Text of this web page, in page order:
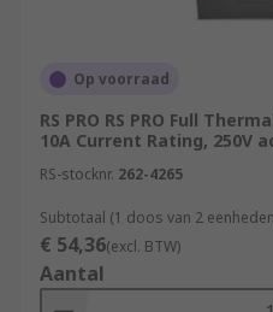
Op voorraad
RS PRO RS PRO Full
10A Current Rating, 250V
RS-stocknr. 262-4265
Subtotaal (1 doos van 2
€ 54,36(excl. BTW)
Aantal